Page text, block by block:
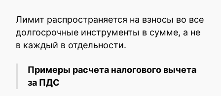
Лимит распространяется на взносы во все
долгосрочные инструменты в сумме, а не
в каждый в отдельности.
Примеры расчета налогового вычета
за ПДС